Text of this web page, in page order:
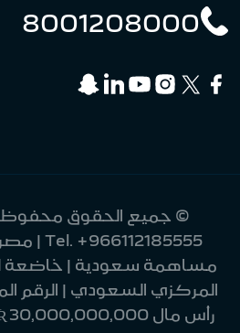
8001208000
© جميع الحقوق محفوظة لـ
Tel. +966112185555
|
مساهمة سعودية | خاضعة